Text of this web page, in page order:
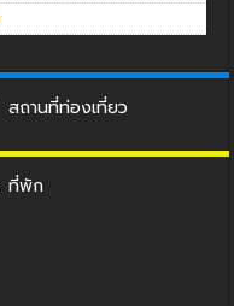
สถานที่ท่องเที่ยว
ที่พัก